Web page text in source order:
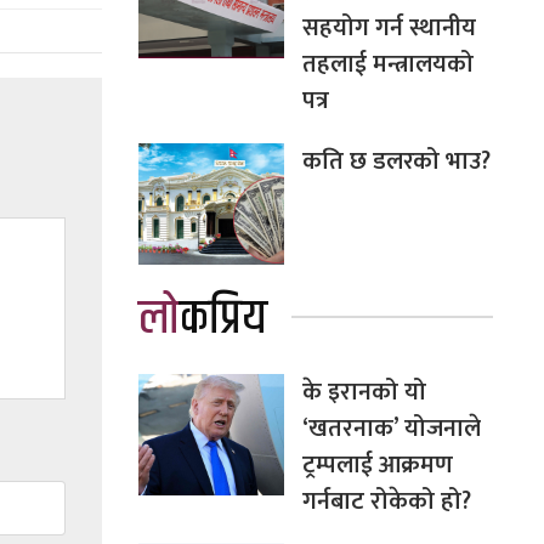
सहयोग गर्न स्थानीय
तहलाई मन्त्रालयको
पत्र
कति छ डलरको भाउ?
लोकप्रिय
के इरानको यो
‘खतरनाक’ योजनाले
ट्रम्पलाई आक्रमण
गर्नबाट रोकेको हो?